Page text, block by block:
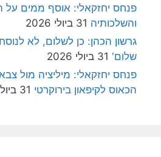
פנחס יחזקאלי: אוסף ממים על
והשלכותיה 31 ביולי 2026
גרשון הכהן: כן לשלום, לא
שלום' 31 ביולי 2026
פנחס יחזקאלי: מיליציה מול
הכאוס לקיפאון בירוקרטי 31 ביולי 2026